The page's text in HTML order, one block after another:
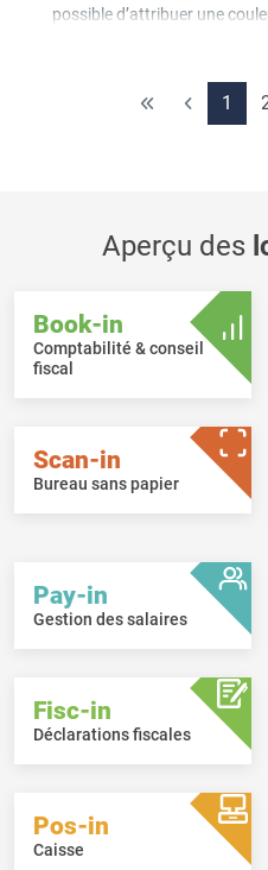
possible d’attribuer une
cette présentation détaillée
1
Aperçu des
Book-in
Comptabilité & conseil
fiscal
Scan-in
Bureau sans papier
Pay-in
Gestion des salaires
Fisc-in
Déclarations fiscales
Pos-in
Caisse